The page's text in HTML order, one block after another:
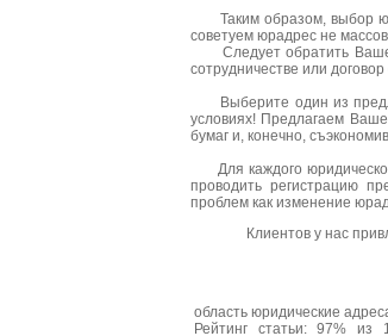
Таким образом, выбор
советуем юрадрес не
Следует обратить Ваше
сотрудничестве или
Выберите один из
условиях! Предлагаем
бумаг и, конечно,
Для каждого
проводить регистрацию
проблем как изменение
Клиентов у нас
область юридические
Рейтинг статьи:97% из